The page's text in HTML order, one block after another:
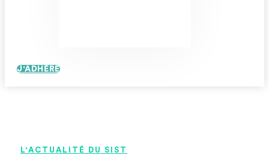
J'ADHÈRE
L'ACTUALITÉ DU SIST